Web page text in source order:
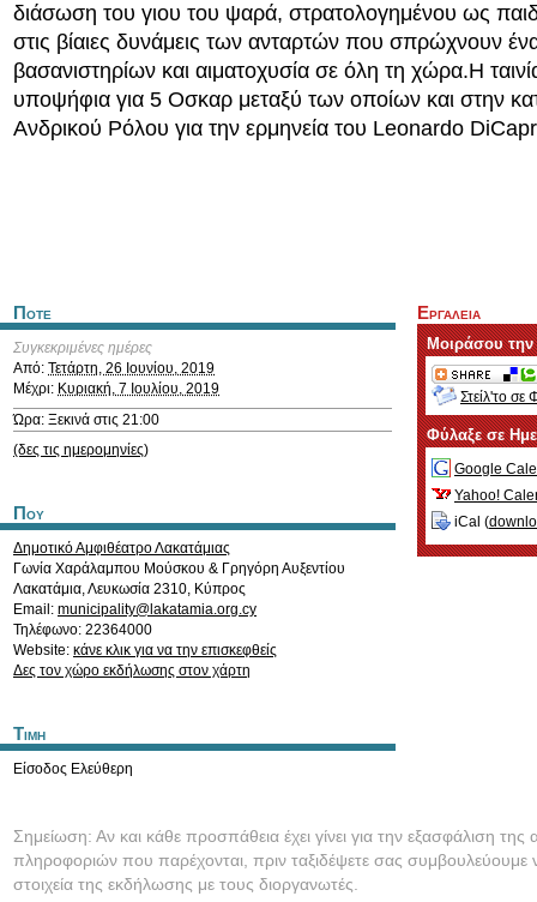
διάσωση του γιου του ψαρά, στρατολογημένου ως
στις βίαιες δυνάμεις των ανταρτών που σπρώχνουν
βασανιστηρίων και αιματοχυσία σε όλη τη χώρα.Η
υποψήφια για 5 Οσκαρ μεταξύ των οποίων και στην
Ανδρικού Ρόλου για την ερμηνεία του Leonardo
Ποτε
Συγκεκριμένες ημέρες
Από: Τετάρτη, 26 Ιουνίου, 2019
Μέχρι: Κυριακή, 7 Ιουλίου, 2019
Ώρα: Ξεκινά στις 21:00
(δες τις ημερομηνίες)
Που
Δημοτικό Αμφιθέατρο Λακατάμιας
Γωνία Χαράλαμπου Μούσκου & Γρηγόρη Αυξεντίου
Λακατάμια,Λευκωσία 2310, Κύπρος
Email: municipality@lakatamia.org.cy
Τηλέφωνο: 22364000
Website: κάνε κλικ για να την επισκεφθείς
Δες τον χώρο εκδήλωσης στον χάρτη
Τιμη
Είσοδος Ελεύθερη
Εργαλεια
Μοιράσου
Στείλ'το σε
Φύλαξε σε
Google
Yahoo!
iCal (
Σημείωση: Αν και κάθε προσπάθεια έχει γίνει για την εξασφάλιση της
πληροφοριών που παρέχονται, πριν ταξιδέψετε σας συμβουλεύουμε
στοιχεία της εκδήλωσης με τους διοργανωτές.